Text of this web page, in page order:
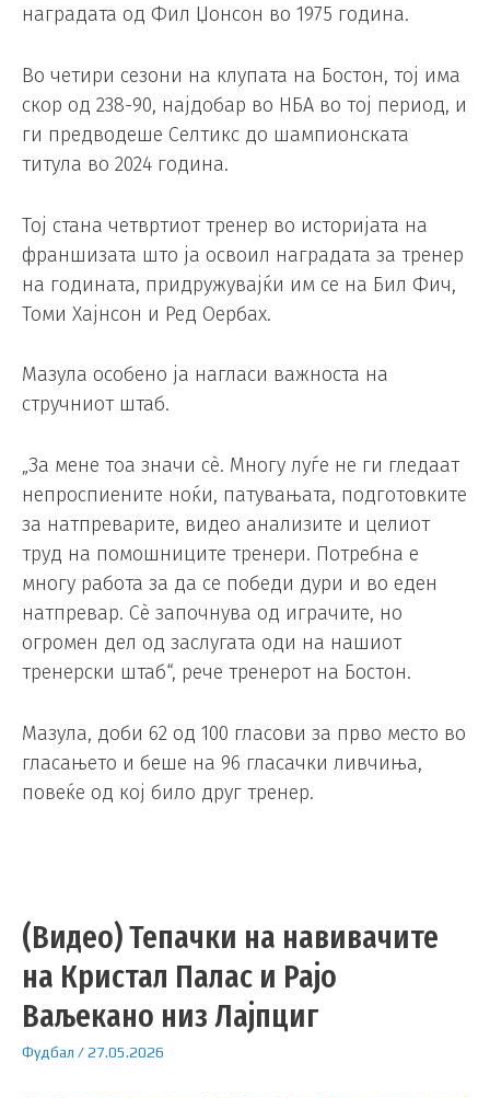
наградата од Фил Џонсон во 1975 година.
Во четири сезони на клупата на Бостон, тој има
скор од 238-90, најдобар во НБА во тој период, и
ги предводеше Селтикс до шампионската
титула во 2024 година.
Тој стана четвртиот тренер во историјата на
франшизата што ја освоил наградата за тренер
на годината, придружувајќи им се на Бил Фич,
Томи Хајнсон и Ред Оербах.
Мазула особено ја нагласи важноста на
стручниот штаб.
„За мене тоа значи сè. Многу луѓе не ги гледаат
непроспиените ноќи, патувањата, подготовките
за натпреварите, видео анализите и целиот
труд на помошниците тренери. Потребна е
многу работа за да се победи дури и во еден
натпревар. Сè започнува од играчите, но
огромен дел од заслугата оди на нашиот
тренерски штаб“, рече тренерот на Бостон.
Мазула, доби 62 од 100 гласови за прво место во
гласањето и беше на 96 гласачки ливчиња,
повеќе од кој било друг тренер.
(Видео) Тепачки на навивачите
на Кристал Палас и Рајо
Ваљекано низ Лајпциг
Фудбал /27.05.2026